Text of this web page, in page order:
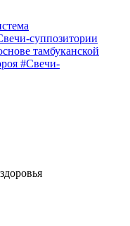
суппозитории
тамбуканской
#Свечи-